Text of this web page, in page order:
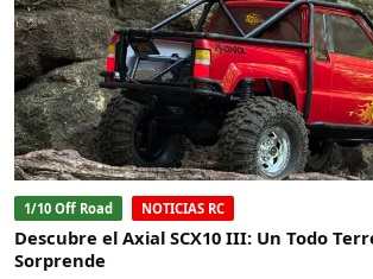
1/10 Off Road NOTICIAS RC
Descubre el Axial SCX10 III: Un Todo
Sorprende